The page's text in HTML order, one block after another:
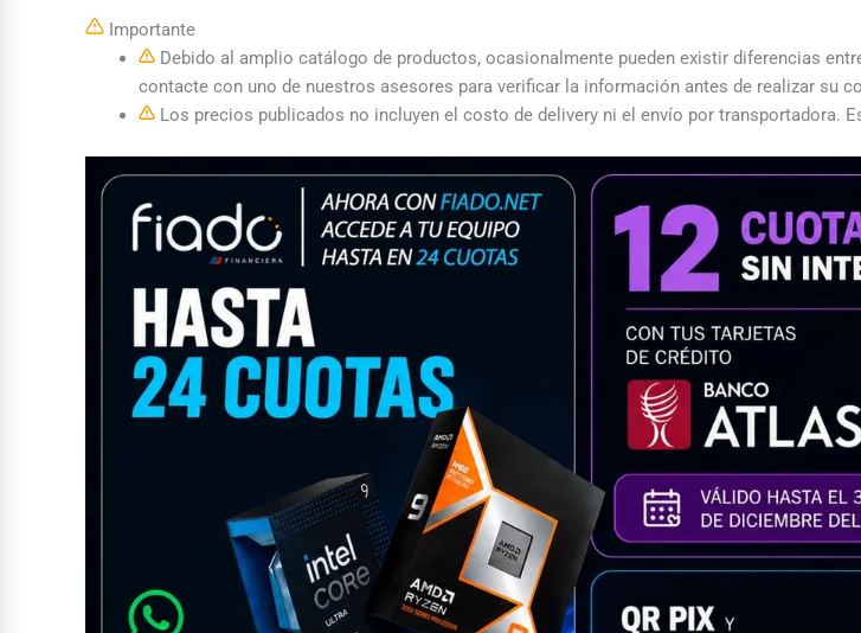
Importante
Debido al amplio catálogo de productos, ocasionalmente pueden existir diferencias
contacte con uno de nuestros asesores para verificar la información antes de realizar su
Los precios publicados no incluyen el costo de delivery ni el envío por transportadora.